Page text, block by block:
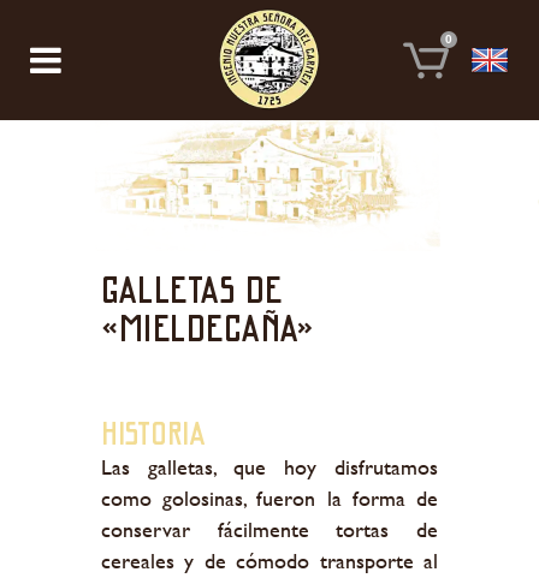
0
Galletas de
«mieldecaña»
HISTORIA
Las galletas, que hoy disfrutamos
como golosinas, fueron la forma de
conservar fácilmente tortas de
cereales y de cómodo transporte al